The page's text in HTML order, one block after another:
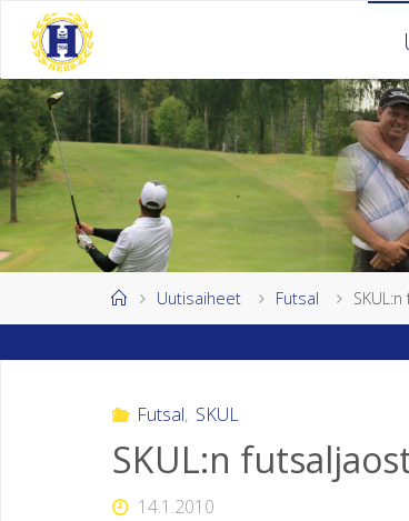
content
EL
I
N
GI
N
UU
R
HomeUutisaiheet Futsal
Futsal, SKUL
SKUL:n
14.1.2010